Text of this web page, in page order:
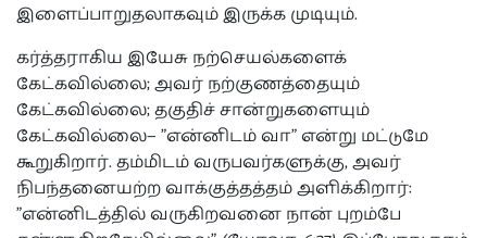
இளைப்பாறுதலாகவும் இருக்க முடியும்.
கர்த்தராகிய இயேசு நற்செயல்களைக்
கேட்கவில்லை; அவர் நற்குணத்தையும்
கேட்கவில்லை; தகுதிச் சான்றுகளையும்
கேட்கவில்லை— "என்னிடம் வா" என்று மட்டுமே
கூறுகிறார். தம்மிடம் வருபவர்களுக்கு, அவர்
நிபந்தனையற்ற வாக்குத்தத்தம் அளிக்கிறார்:
"என்னிடத்தில் வருகிறவனை நான் புறம்பே